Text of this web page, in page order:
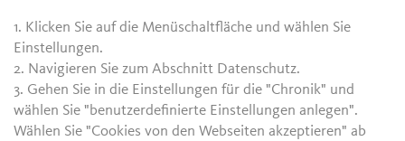
1. Klicken Sie auf die Menüschaltfläche und wählen Sie
Einstellungen.
2. Navigieren Sie zum Abschnitt Datenschutz.
3. Gehen Sie in die Einstellungen für die "Chronik" und
wählen Sie "benutzerdefinierte Einstellungen anlegen".
Wählen Sie "Cookies von den Webseiten akzeptieren" ab